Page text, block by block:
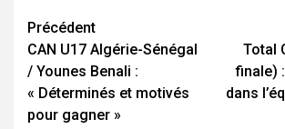
Navigation
d’article
Précédent
CAN U17 Algérie-Sénégal
/ Younes Benali :
« Déterminés et motivés
pour gagner »
Total
finale)
dans